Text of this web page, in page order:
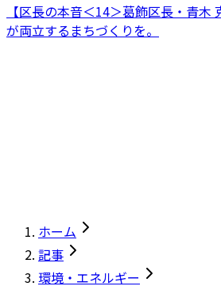
【区長の本音＜14＞葛飾区長・青木
が両立するまちづくりを。
ホーム
記事
環境・エネルギー